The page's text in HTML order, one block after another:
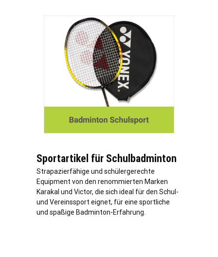
Sportartikel für Schulbadminton
Strapazierfähige und schülergerechte
Equipment von den renommierten Marken
Karakal und Victor, die sich ideal für den Schul-
und Vereinssport eignet, für eine sportliche
und spaßige Badminton-Erfahrung.